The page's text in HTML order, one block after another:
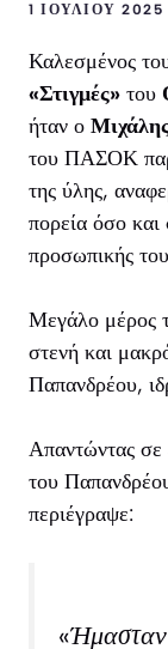
1 ΙΟΥΛΊΟΥ 2025
Καλεσμένος
«Στιγμές» του
ήταν ο
του ΠΑΣΟΚ
της ύλης,
πορεία όσο και
προσωπικής
Μεγάλο μέρος
στενή και
Παπανδρέου,
Απαντώντας σε
του
περιέγραψε:
«Ήμασταν